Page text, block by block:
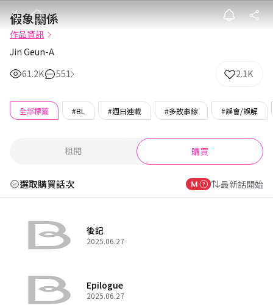
假象關係
假象關係
作品資訊
Jin Geun-A
61.2K
551 2.1K
全部標籤 #BL #週日連載 #多故事線 #誤會/誤解
租閱 購買
選取購買話次 最新話開始
後記
2025.06.27
Epilogue
2025.06.27